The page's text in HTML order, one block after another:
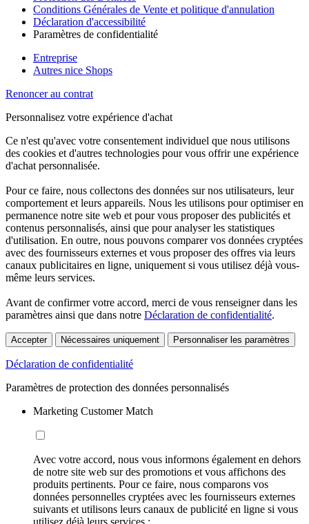
Conditions Générales de Vente et politique d'annulation
Déclaration d'accessibilité
Paramètres de confidentialité
Entreprise
Autres nice Shops
Renoncer au contrat
Personnalisez votre expérience d'achat
Ce n'est qu'avec votre consentement individuel que nous utilisons
des cookies et d'autres technologies pour vous offrir une expérience
d'achat personnalisée.
Pour ce faire, nous collectons des données sur nos utilisateurs, leur
comportement et leurs appareils. Nous les utilisons pour optimiser en
permanence notre site web et pour vous proposer des publicités et
contenus personnalisés, ainsi que pour analyser les statistiques
d'utilisation. En outre, nous pouvons comparer vos données cryptées
avec des fournisseurs externes et vous proposer des offres via leurs
canaux publicitaires en ligne, uniquement si vous utilisez déjà vous-
même leurs services.
Avant de confirmer votre accord, merci de vous renseigner dans les
paramètres ainsi que dans notre Déclaration de confidentialité.
Accepter Nécessaires uniquement Personnaliser les paramètres
Déclaration de confidentialité
Paramètres de protection des données personnalisés
Marketing Customer Match
Avec votre accord, nous vous informons également en dehors
de notre site web sur des promotions et vous affichons des
produits pertinents. Pour ce faire, nous comparons vos
données personnelles cryptées avec les fournisseurs externes
suivants et utilisons leurs canaux de publicité en ligne si vous